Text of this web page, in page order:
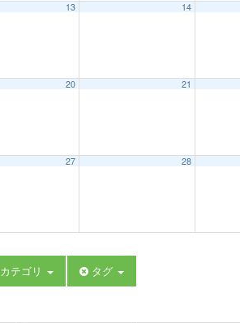
13 14
20 21
27 28
カテゴリ タグ